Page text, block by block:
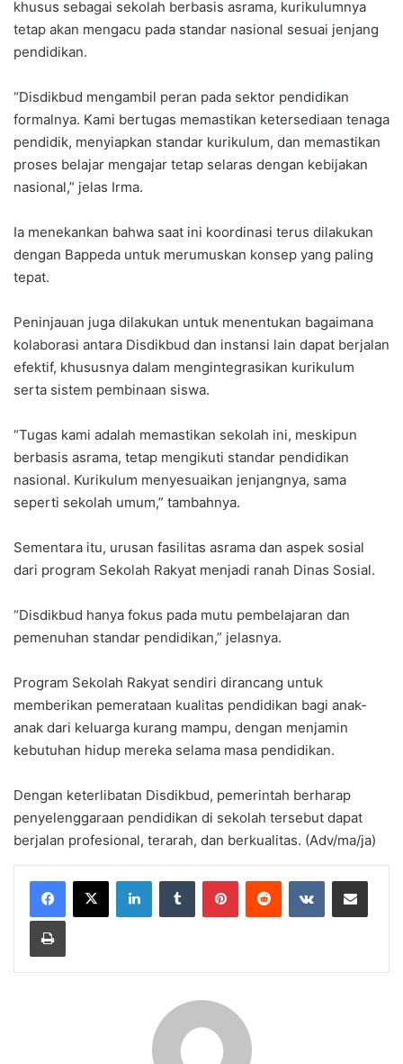
khusus sebagai sekolah berbasis asrama, kurikulumnya
tetap akan mengacu pada standar nasional sesuai jenjang
pendidikan.
“Disdikbud mengambil peran pada sektor pendidikan
formalnya. Kami bertugas memastikan ketersediaan tenaga
pendidik, menyiapkan standar kurikulum, dan memastikan
proses belajar mengajar tetap selaras dengan kebijakan
nasional,” jelas Irma.
Ia menekankan bahwa saat ini koordinasi terus dilakukan
dengan Bappeda untuk merumuskan konsep yang paling
tepat.
Peninjauan juga dilakukan untuk menentukan bagaimana
kolaborasi antara Disdikbud dan instansi lain dapat berjalan
efektif, khususnya dalam mengintegrasikan kurikulum
serta sistem pembinaan siswa.
“Tugas kami adalah memastikan sekolah ini, meskipun
berbasis asrama, tetap mengikuti standar pendidikan
nasional. Kurikulum menyesuaikan jenjangnya, sama
seperti sekolah umum,” tambahnya.
Sementara itu, urusan fasilitas asrama dan aspek sosial
dari program Sekolah Rakyat menjadi ranah Dinas Sosial.
“Disdikbud hanya fokus pada mutu pembelajaran dan
pemenuhan standar pendidikan,” jelasnya.
Program Sekolah Rakyat sendiri dirancang untuk
memberikan pemerataan kualitas pendidikan bagi anak-
anak dari keluarga kurang mampu, dengan menjamin
kebutuhan hidup mereka selama masa pendidikan.
Dengan keterlibatan Disdikbud, pemerintah berharap
penyelenggaraan pendidikan di sekolah tersebut dapat
berjalan profesional, terarah, dan berkualitas. (Adv/ma/ja)
LinkedInTumblr PinterestReddit VKontakteShare via Email
Print